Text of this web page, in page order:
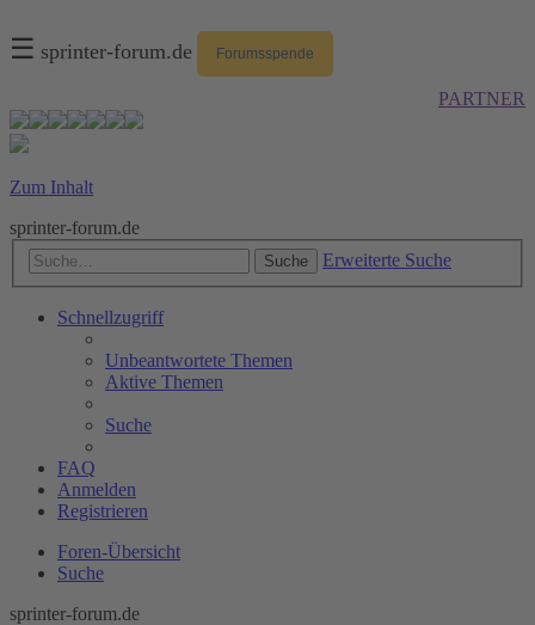
☰ sprinter-forum.de Forumsspende
PARTNER
Zum Inhalt
sprinter-forum.de
Suche Erweiterte Suche
Schnellzugriff
Unbeantwortete Themen
Aktive Themen
Suche
FAQ
Anmelden
Registrieren
Foren-Übersicht
Suche
sprinter-forum.de